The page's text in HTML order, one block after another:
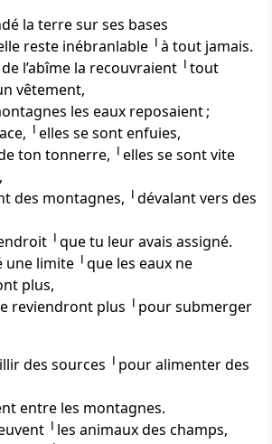
la terre sur ses bases
reste inébranlable ╵à tout jamais.
de l’abîme la recouvraient ╵tout
vêtement,
les eaux reposaient ;
╵elles se sont enfuies,
ton tonnerre, ╵elles se sont vite
des montagnes, ╵dévalant vers des
╵que tu leur avais assigné.
une limite ╵que les eaux ne
plus,
reviendront plus ╵pour submerger
des sources ╵pour alimenter des
entre les montagnes.
╵les animaux des champs,